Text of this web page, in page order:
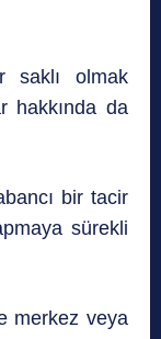
saklı olmak
hakkında da
bir tacir
sürekli
merkez veya